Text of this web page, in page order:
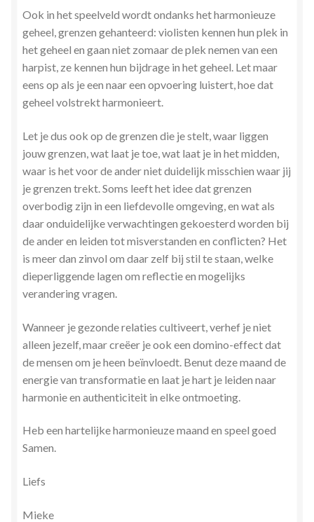
Ook in het speelveld wordt ondanks het harmonieuze
geheel, grenzen gehanteerd: violisten kennen hun plek in
het geheel en gaan niet zomaar de plek nemen van een
harpist, ze kennen hun bijdrage in het geheel. Let maar
eens op als je een naar een opvoering luistert, hoe dat
geheel volstrekt harmonieert.
Let je dus ook op de grenzen die je stelt, waar liggen
jouw grenzen, wat laat je toe, wat laat je in het midden,
waar is het voor de ander niet duidelijk misschien waar jij
je grenzen trekt. Soms leeft het idee dat grenzen
overbodig zijn in een liefdevolle omgeving, en wat als
daar onduidelijke verwachtingen gekoesterd worden bij
de ander en leiden tot misverstanden en conflicten? Het
is meer dan zinvol om daar zelf bij stil te staan, welke
dieperliggende lagen om reflectie en mogelijks
verandering vragen.
Wanneer je gezonde relaties cultiveert, verhef je niet
alleen jezelf, maar creëer je ook een domino-effect dat
de mensen om je heen beïnvloedt. Benut deze maand de
energie van transformatie en laat je hart je leiden naar
harmonie en authenticiteit in elke ontmoeting.
Heb een hartelijke harmonieuze maand en speel goed
Samen.
Liefs
Mieke